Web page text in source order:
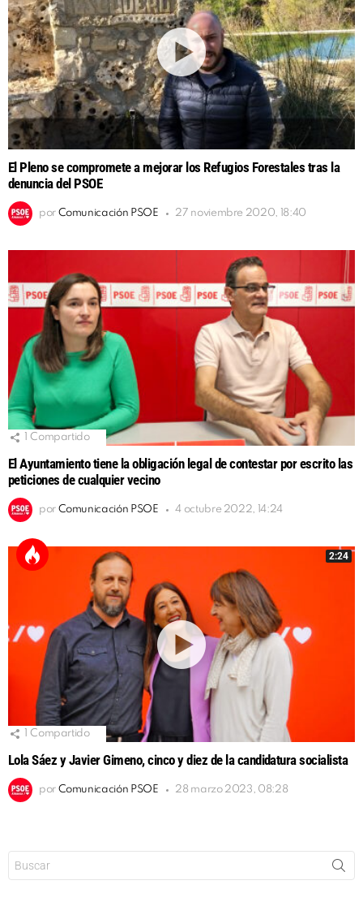
El Pleno se compromete a mejorar los Refugios Forestales tras la
denuncia del PSOE
por Comunicación PSOE 27 noviembre 2020, 18:40
Compartido
El Ayuntamiento tiene la obligación legal de contestar por escrito las
peticiones de cualquier vecino
por Comunicación PSOE 4 octubre 2022, 14:24
2:24
Compartido
Lola Sáez y Javier Gimeno, cinco y diez de la candidatura socialista
por Comunicación PSOE 28 marzo 2023, 08:28